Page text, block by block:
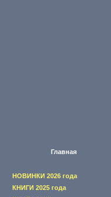
Главная
НОВИНКИ 2026 года
КНИГИ 2025 года